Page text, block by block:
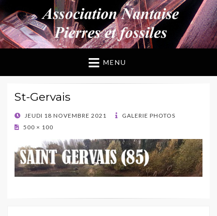
ANPF
Association Nantaise Pierres et Fossiles
MENU
St-Gervais
POSTED
ON
JEUDI 18 NOVEMBRE 2021
GALERIE PHOTOS
500 × 100